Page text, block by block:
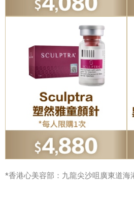
*香港心美容部：九龍尖沙咀廣東道海